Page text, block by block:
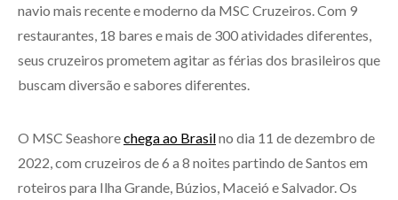
navio mais recente e moderno da MSC Cruzeiros. Com 9
restaurantes, 18 bares e mais de 300 atividades diferentes,
seus cruzeiros prometem agitar as férias dos brasileiros que
buscam diversão e sabores diferentes.
O MSC Seashorechega ao Brasilno dia 11 de dezembro de
2022, com cruzeiros de 6 a 8 noites partindo de Santos em
roteiros para Ilha Grande, Búzios, Maceió e Salvador. Os